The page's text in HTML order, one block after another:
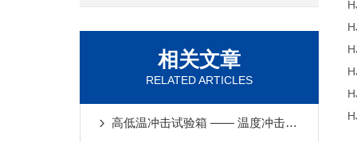
相关文章
RELATED ARTICLES
高低温冲击试验箱 —— 温度冲击试验全过程